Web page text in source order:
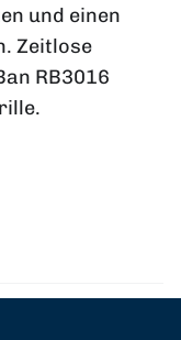
und einen
Zeitlose
RB3016